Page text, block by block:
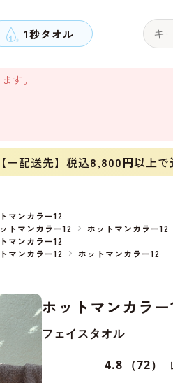
1秒タオル
す。
【一配送先】税込8,800円以上で
マンカラー12
トマンカラー12
ホットマンカラー12
マンカラー12
マンカラー12
ホットマンカラー12
ホットマンカラー
フェイスタオル
4.8 （72）